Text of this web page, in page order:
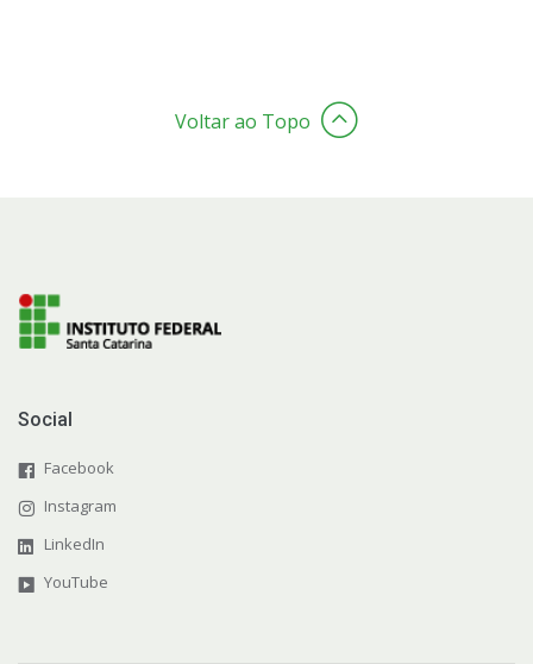
Voltar ao Topo
Social
Facebook
Instagram
LinkedIn
YouTube